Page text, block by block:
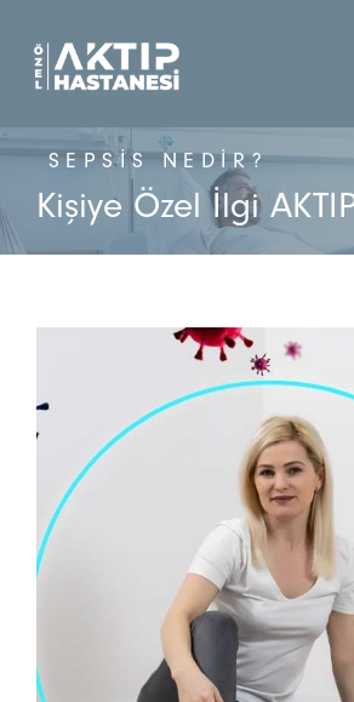
SEPSIS NEDIR?
Kişiye Özel İlgi